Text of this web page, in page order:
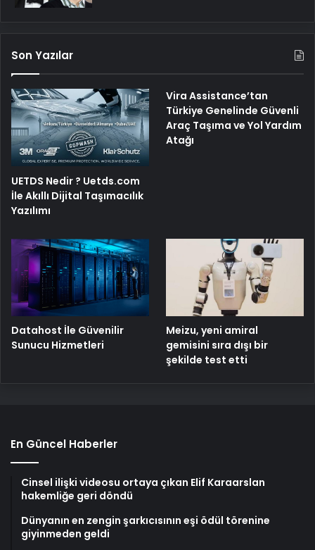
Son Yazılar
UETDS Nedir ? Uetds.com
İle Akıllı Dijital Taşımacılık
Yazılımı
Vira Assistance’tan
Türkiye Genelinde Güvenli
Araç Taşıma ve Yol Yardım
Atağı
Datahost İle Güvenilir
Sunucu Hizmetleri
Meizu, yeni amiral
gemisini sıra dışı bir
şekilde test etti
En Güncel Haberler
Cinsel ilişki videosu ortaya çıkan Elif Karaarslan
hakemliğe geri döndü
Dünyanın en zengin şarkıcısının eşi ödül törenine
giyinmeden geldi